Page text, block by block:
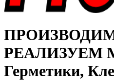
РЕАЛИЗУЕМ
Герметики,